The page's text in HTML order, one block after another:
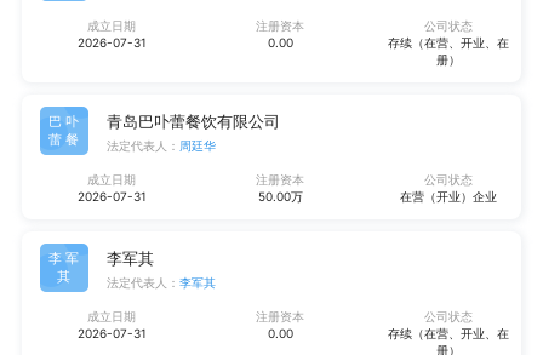
成立日期
2026-07-31
注册资本
0.00
公司状态
存续（在营、开业、在
册）
巴卟
蕾餐
青岛巴卟蕾餐饮有限公司
法定代表人： 周廷华
成立日期
2026-07-31
注册资本
50.00万
公司状态
在营（开业）企业
李军
其
李军其
法定代表人： 李军其
成立日期
2026-07-31
注册资本
0.00
公司状态
存续（在营、开业、在
册）